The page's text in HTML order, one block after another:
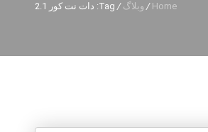
Home
/ وبلاگ / Tag: دات نت کور 2.1